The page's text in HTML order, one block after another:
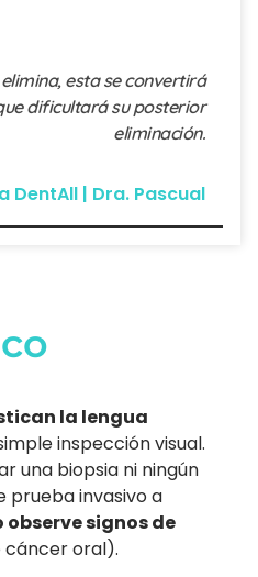
esta se convertirá
dificultará su posterior
eliminación.
DentAll | Dra. Pascual
la lengua
inspección visual.
una biopsia ni ningún
invasivo a
observe signos de
cáncer oral).